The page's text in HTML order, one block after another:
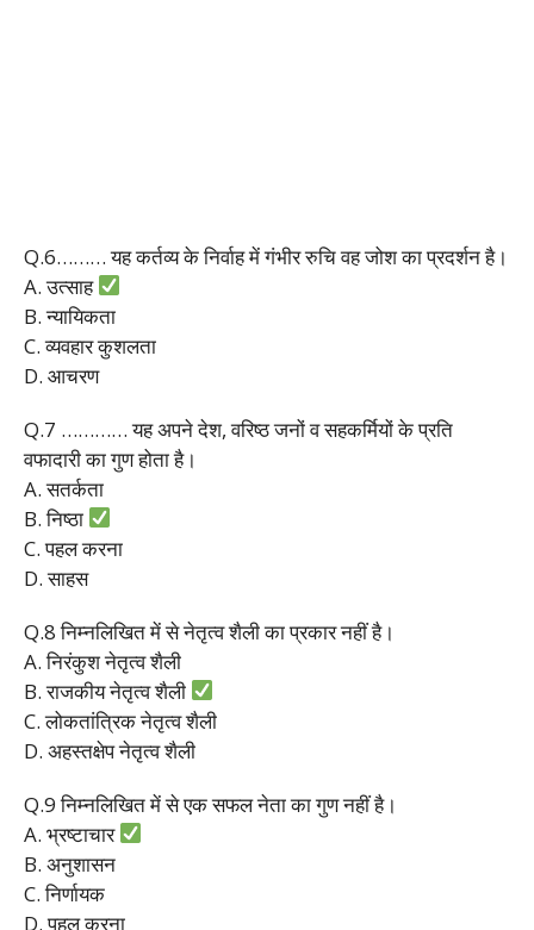
Q.6……… यह कर्तव्य के निर्वाह में गंभीर रुचि वह जोश का प्रदर्शन है।
A. उत्साह
B. न्यायिकता
C. व्यवहार कुशलता
D. आचरण
Q.7 ………… यह अपने देश, वरिष्ठ जनों व सहकर्मियों के प्रति
वफादारी का गुण होता है।
A. सतर्कता
B. निष्ठा
C. पहल करना
D. साहस
Q.8 निम्नलिखित में से नेतृत्व शैली का प्रकार नहीं है।
A. निरंकुश नेतृत्व शैली
B. राजकीय नेतृत्व शैली
C. लोकतांत्रिक नेतृत्व शैली
D. अहस्तक्षेप नेतृत्व शैली
Q.9 निम्नलिखित में से एक सफल नेता का गुण नहीं है।
A. भ्रष्टाचार
B. अनुशासन
C. निर्णायक
D. पहल करना